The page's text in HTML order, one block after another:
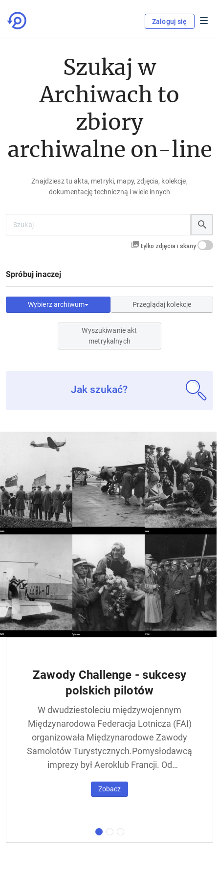
Zaloguj się
Szukaj w
Archiwach to
zbiory
archiwalne on-line
Znajdziesz tu akta, metryki, mapy, zdjęcia, kolekcje,
dokumentację techniczną i wiele innych
tylko zdjęcia i skany
Spróbuj inaczej
Wybierz archiwum Przeglądaj kolekcje
Wyszukiwanie akt
metrykalnych
Jak szukać?
Zawody Challenge - sukcesy
polskich pilotów
W dwudziestoleciu międzywojennym
Międzynarodowa Federacja Lotnicza (FAI)
organizowała Międzynarodowe Zawody
Samolotów Turystycznych.Pomysłodawcą
imprezy był Aeroklub Francji. Od
de Tourisme – zawody nazywane były w
trasie znajdowała się m.in. Warszawa.
Zobacz